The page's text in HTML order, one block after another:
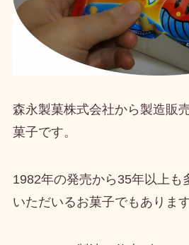
森永製菓株式会社から製造販
菓子です。
1982年の発売から35年以上も
いただいるお菓子でもあります